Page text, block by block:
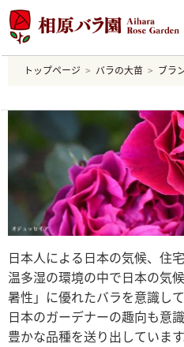
トップページ バラの大苗 ブラ
日本人による日本の気候、住
温多湿の環境の中で日本の気
暑性」に優れたバラを意識し
日本のガーデナーの趣向も意
豊かな品種を送り出しています